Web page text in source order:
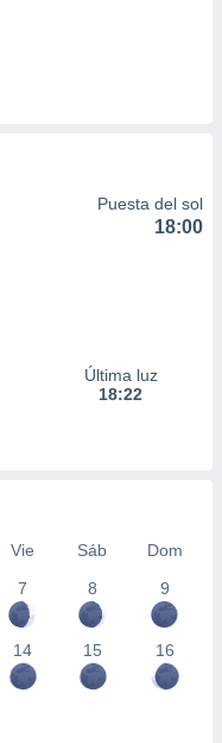
Puesta del sol
18:00
Última luz
18:22
Vie Sáb
Dom
7 8 9
14 15 16